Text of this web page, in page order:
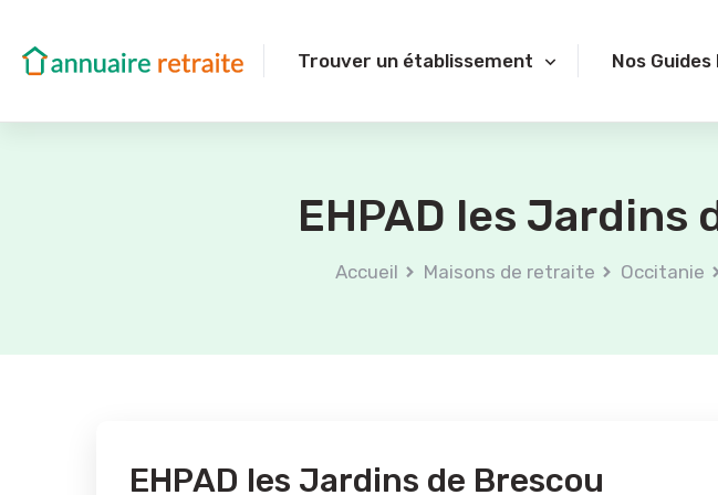
Trouver un établissement Nos
EHPAD les Jardins
Accueil Maisons de retraite Occitanie
EHPAD les Jardins de Brescou